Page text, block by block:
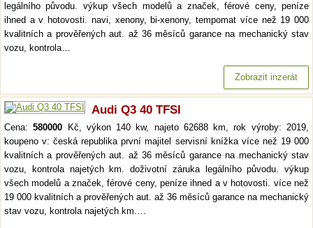
legálního původu. výkup všech modelů a značek, férové ceny, peníze
ihned a v hotovosti. navi, xenony, bi-xenony, tempomat více než 19 000
kvalitních a prověřených aut. až 36 měsíců garance na mechanický stav
vozu, kontrola…
Zobrazit inzerát
Audi Q3 40 TFSI
Cena:580000 Kč, výkon 140 kw, najeto 62688 km, rok výroby: 2019,
koupeno v: česká republika první majitel servisní knížka více než 19 000
kvalitních a prověřených aut. až 36 měsíců garance na mechanický stav
vozu, kontrola najetých km. doživotní záruka legálního původu. výkup
všech modelů a značek, férové ceny, peníze ihned a v hotovosti. více než
19 000 kvalitních a prověřených aut. až 36 měsíců garance na mechanický
stav vozu, kontrola najetých km.…